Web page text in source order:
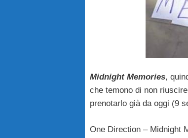
Midnight Memories,
che temono di non
prenotarlo già da oggi (9
One Direction – Midnight